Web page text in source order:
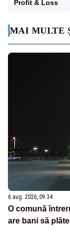
MAI MULTE
6 aug. 2026, 09:34
O comună
are bani să
Profit & Loss